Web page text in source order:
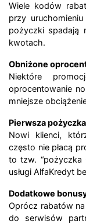
Wiele kodów
przy
pożyczki spadają
kwotach.
Obniżone
Niektóre
oprocentowanie
mniejsze
Pierwsza
Nowi klienci,
często nie płacą
to tzw. “pożyczka
usługi AlfaKredyt
Dodatkowe
Oprócz rabatów
do serwisów